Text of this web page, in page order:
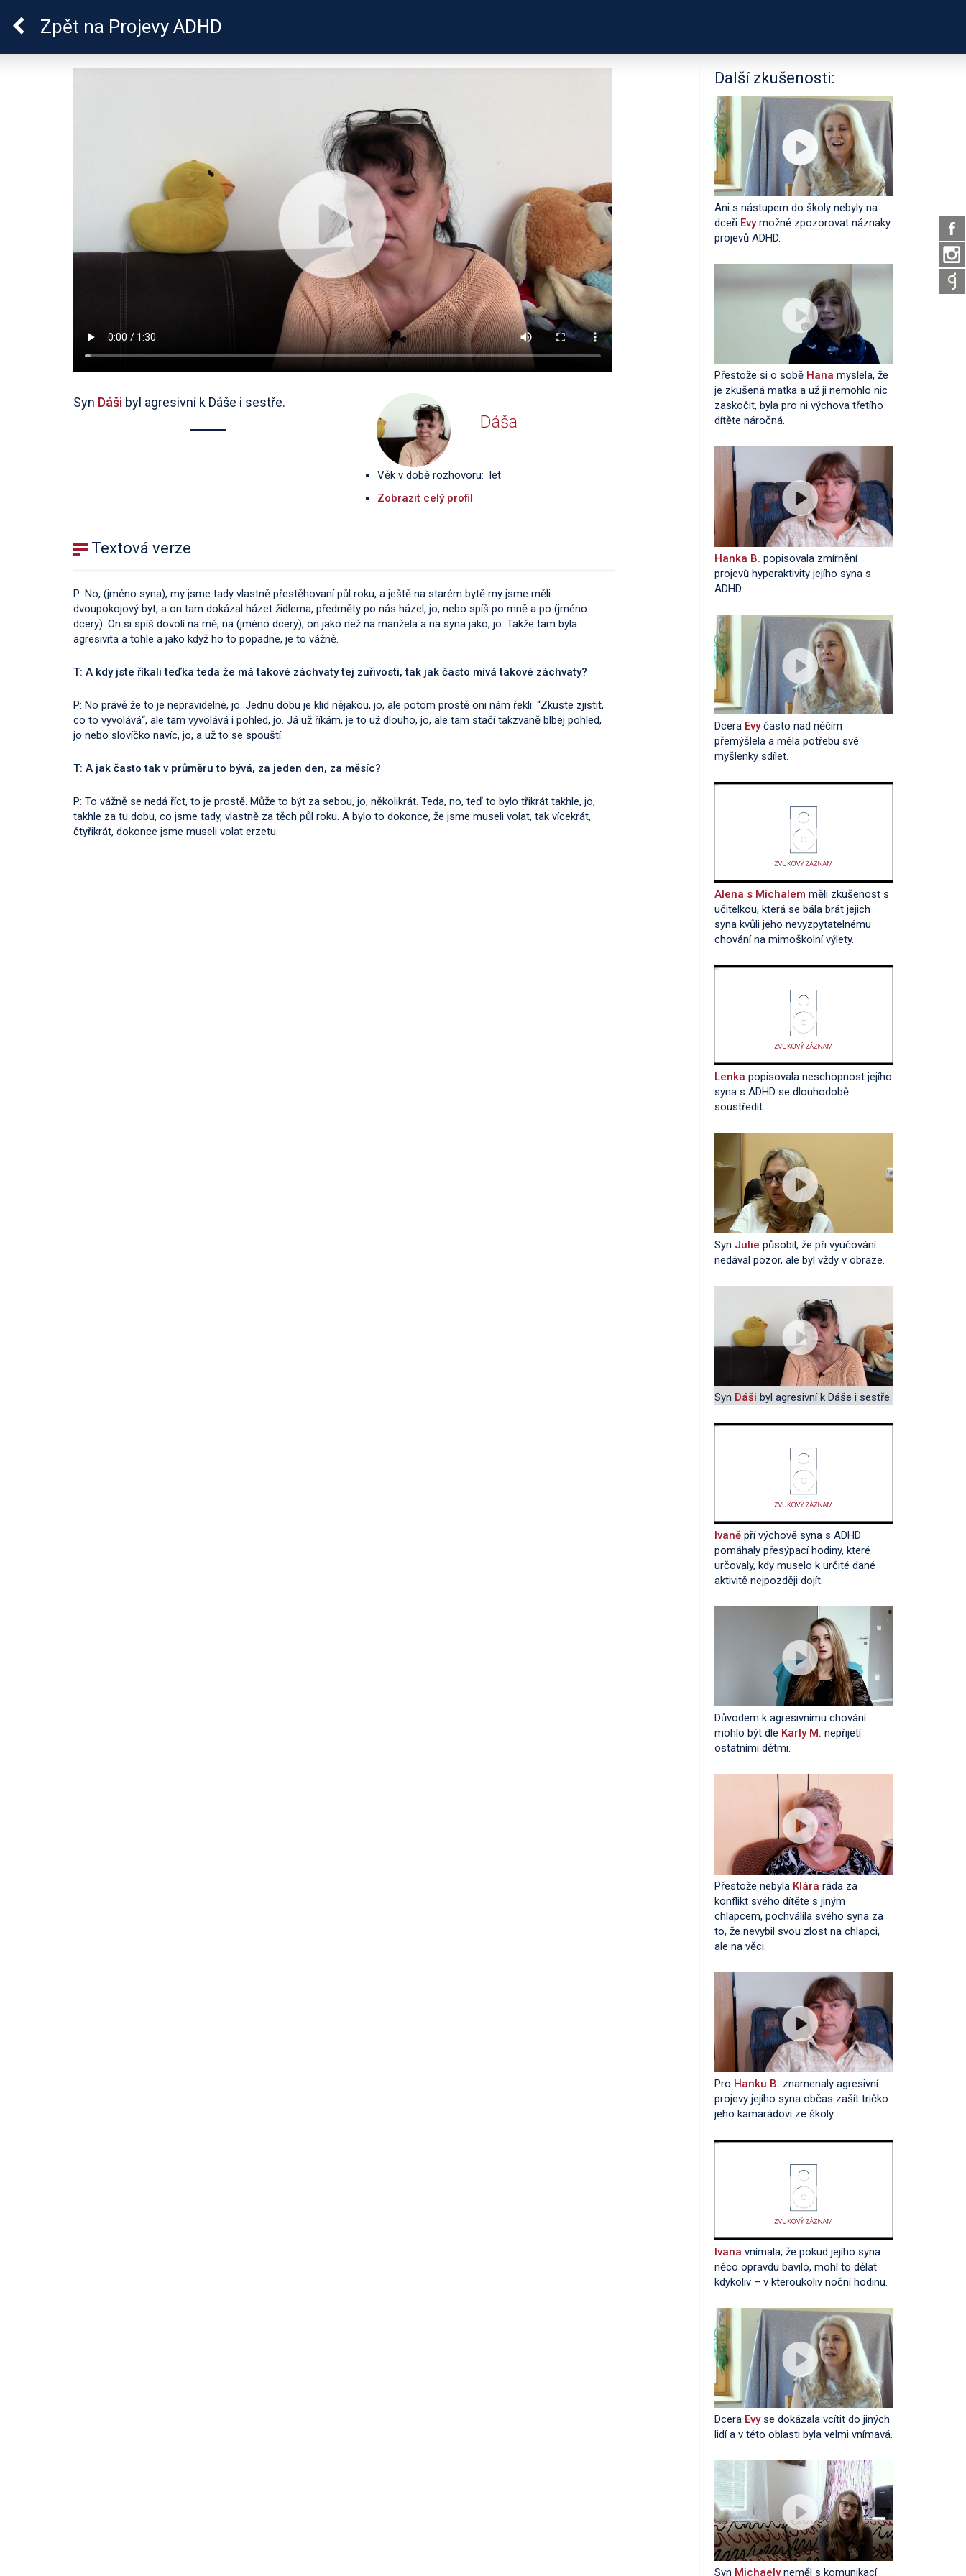
ADHD u dětí
Zpět na Projevy ADHD
Syn Dáši byl agresivní k Dáše i sestře.
Dáša
Věk v době rozhovoru: let
Zobrazit celý profil
Textová verze
P: No, (jméno syna), my jsme tady vlastně přestěhovaní půl roku, a ještě na starém bytě my jsme měli
dvoupokojový byt, a on tam dokázal házet židlema, předměty po nás házel, jo, nebo spíš po mně a po (jméno
dcery). On si spíš dovolí na mě, na (jméno dcery), on jako než na manžela a na syna jako, jo. Takže tam byla
agresivita a tohle a jako když ho to popadne, je to vážně.
T: A kdy jste říkali teďka teda že má takové záchvaty tej zuřivosti, tak jak často mívá takové záchvaty?
P: No právě že to je nepravidelné, jo. Jednu dobu je klid nějakou, jo, ale potom prostě oni nám řekli: “Zkuste zjistit,
co to vyvolává“, ale tam vyvolává i pohled, jo. Já už říkám, je to už dlouho, jo, ale tam stačí takzvaně blbej pohled,
jo nebo slovíčko navíc, jo, a už to se spouští.
T: A jak často tak v průměru to bývá, za jeden den, za měsíc?
P: To vážně se nedá říct, to je prostě. Může to být za sebou, jo, několikrát. Teda, no, teď to bylo třikrát takhle, jo,
takhle za tu dobu, co jsme tady, vlastně za těch půl roku. A bylo to dokonce, že jsme museli volat, tak vícekrát,
čtyřikrát, dokonce jsme museli volat erzetu.
Další zkušenosti:
Ani s nástupem do školy nebyly na
dceři Evymožné zpozorovat náznaky
projevů ADHD.
Přestože si o sobě Hana myslela, že
je zkušená matka a už ji nemohlo nic
zaskočit, byla pro ni výchova třetího
dítěte náročná.
Hanka B. popisovala zmírnění
projevů hyperaktivity jejího syna s
ADHD.
Dcera Evyčasto nad něčím
přemýšlela a měla potřebu své
myšlenky sdílet.
Alena s Michalem měli zkušenost s
učitelkou, která se bála brát jejich
syna kvůli jeho nevyzpytatelnému
chování na mimoškolní výlety.
Lenka popisovala neschopnost jejího
syna s ADHD se dlouhodobě
soustředit.
Syn Julie působil, že při vyučování
nedával pozor, ale byl vždy v obraze.
Syn Dáši byl agresivní k Dáše i sestře.
Ivaně pří výchově syna s ADHD
pomáhaly přesýpací hodiny, které
určovaly, kdy muselo k určité dané
aktivitě nejpozději dojít.
Důvodem k agresivnímu chování
mohlo být dle Karly M. nepřijetí
ostatními dětmi.
Přestože nebyla Klára ráda za
konflikt svého dítěte s jiným
chlapcem, pochválila svého syna za
to, že nevybil svou zlost na chlapci,
ale na věci.
Pro Hanku B. znamenaly agresivní
projevy jejího syna občas zašít tričko
jeho kamarádovi ze školy.
Ivana vnímala, že pokud jejího syna
něco opravdu bavilo, mohl to dělat
kdykoliv – v kteroukoliv noční hodinu.
Dcera Evyse dokázala vcítit do jiných
lidí a v této oblasti byla velmi vnímavá.
Syn Michaelyneměl s komunikací